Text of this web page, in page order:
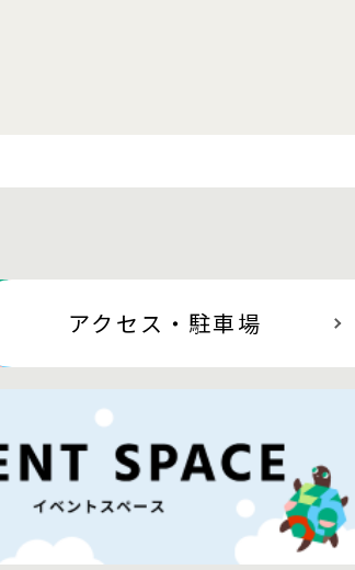
アクセス ・駐車場